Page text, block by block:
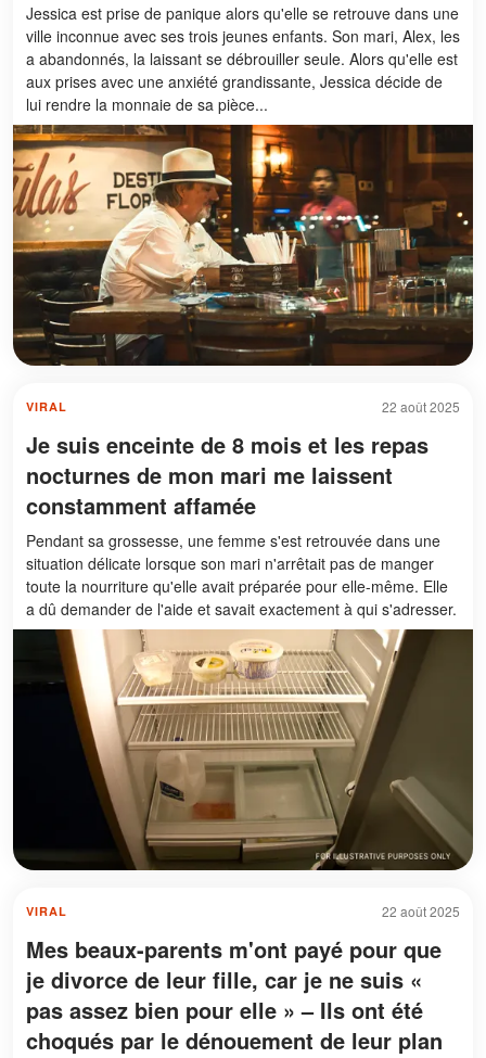
Jessica est prise de panique alors qu'elle se retrouve dans une
ville inconnue avec ses trois jeunes enfants. Son mari, Alex, les
a abandonnés, la laissant se débrouiller seule. Alors qu'elle est
aux prises avec une anxiété grandissante, Jessica décide de
lui rendre la monnaie de sa pièce...
22 août 2025
VIRAL
Je suis enceinte de 8 mois et les repas
nocturnes de mon mari me laissent
constamment affamée
Pendant sa grossesse, une femme s'est retrouvée dans une
situation délicate lorsque son mari n'arrêtait pas de manger
toute la nourriture qu'elle avait préparée pour elle-même. Elle
a dû demander de l'aide et savait exactement à qui s'adresser.
22 août 2025
VIRAL
Mes beaux-parents m'ont payé pour que
je divorce de leur fille, car je ne suis «
pas assez bien pour elle » – Ils ont été
choqués par le dénouement de leur plan